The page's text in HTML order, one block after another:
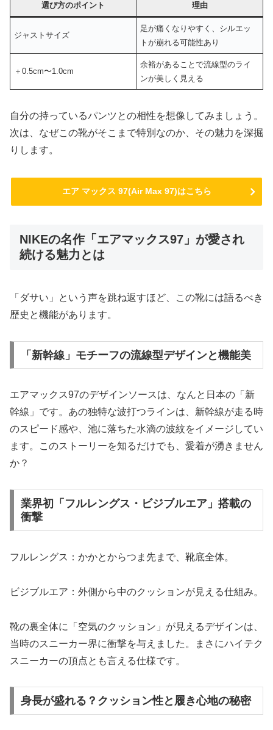
選び方のポイント 理由
ジャストサイズ
足が痛くなりやすく、シルエッ
トが崩れる可能性あり
＋0.5cm〜1.0cm
余裕があることで流線型のライ
ンが美しく見える
自分の持っているパンツとの相性を想像してみましょう。
次は、なぜこの靴がそこまで特別なのか、その魅力を深掘
りします。
エア マックス 97(Air Max 97)はこちら
NIKEの名作「エアマックス97」が愛され
続ける魅力とは
「ダサい」という声を跳ね返すほど、この靴には語るべき
歴史と機能があります。
「新幹線」モチーフの流線型デザインと機能美
エアマックス97のデザインソースは、なんと日本の「新
幹線」です。あの独特な波打つラインは、新幹線が走る時
のスピード感や、池に落ちた水滴の波紋をイメージしてい
ます。このストーリーを知るだけでも、愛着が湧きません
か？
業界初「フルレングス・ビジブルエア」搭載の
衝撃
フルレングス：かかとからつま先まで、靴底全体。
ビジブルエア：外側から中のクッションが見える仕組み。
靴の裏全体に「空気のクッション」が見えるデザインは、
当時のスニーカー界に衝撃を与えました。まさにハイテク
スニーカーの頂点とも言える仕様です。
身長が盛れる？クッション性と履き心地の秘密